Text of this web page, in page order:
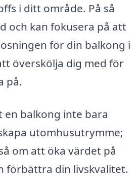
i ditt område. På så
och kan fokusera på att
för din balkong i
överskölja dig med för
på.
en balkong inte bara
utomhusutrymme;
om att öka värdet på
förbättra din livskvalitet.